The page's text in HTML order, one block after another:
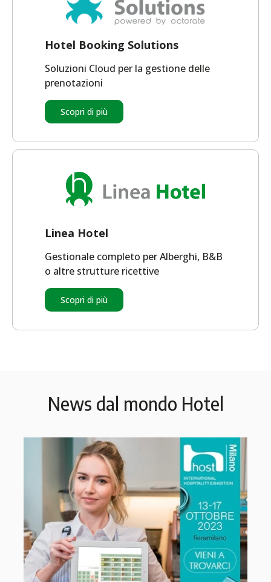
Hotel Booking Solutions
Soluzioni Cloud per la gestione delle
prenotazioni
Scopri di più
Linea Hotel
Gestionale completo per Alberghi, B&B
o altre strutture ricettive
Scopri di più
News dal mondo Hotel